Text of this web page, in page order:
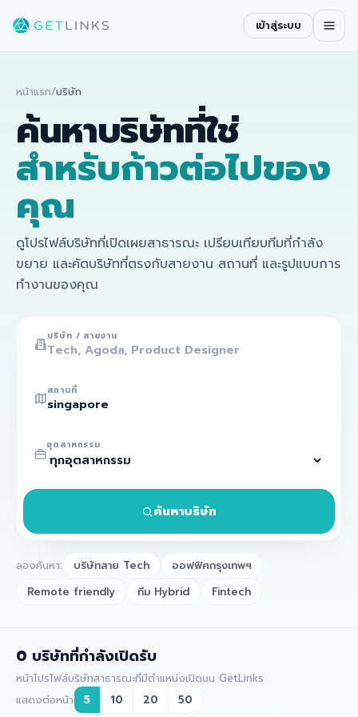
เข้าสู่ระบบ
หน้าแรก/บริษัท
ค้นหาบริษัทที่ใช่
สำหรับก้าวต่อไปของ
คุณ
ดูโปรไฟล์บริษัทที่เปิดเผยสาธารณะ เปรียบเทียบทีมที่กำลัง
ขยาย และคัดบริษัทที่ตรงกับสายงาน สถานที่ และรูปแบบการ
ทำงานของคุณ
บริษัท / สายงาน
สถานที่
อุตสาหกรรม
ค้นหาบริษัท
ลองค้นหา: บริษัทสาย Tech
ออฟฟิศกรุงเทพฯ
Remote friendly
ทีม Hybrid Fintech
0 บริษัทที่กำลังเปิดรับ
หน้าโปรไฟล์บริษัทสาธารณะที่มีตำแหน่งเปิดบน GetLinks
แสดงต่อหน้า
5 10 20 50